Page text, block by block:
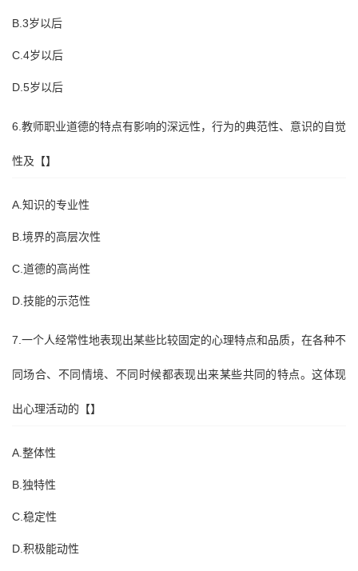
B.3岁以后
C.4岁以后
D.5岁以后
6.教师职业道德的特点有影响的深远性，行为的典范性、意识的自觉
性及【】
A.知识的专业性
B.境界的高层次性
C.道德的高尚性
D.技能的示范性
7.一个人经常性地表现出某些比较固定的心理特点和品质，在各种不
同场合、不同情境、不同时候都表现出来某些共同的特点。这体现
出心理活动的【】
A.整体性
B.独特性
C.稳定性
D.积极能动性